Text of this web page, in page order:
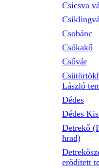
Csicsva
Csobánc
Csókakő
Csővár
László
Dédes
Dédes
Detrekő
hrad)
erődített